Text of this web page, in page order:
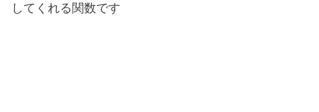
してくれる関数です